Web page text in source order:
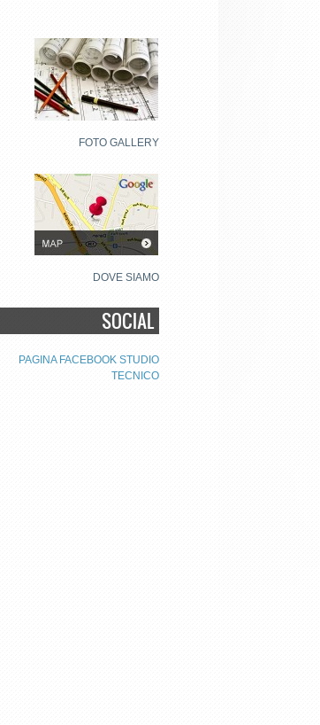
FOTO GALLERY
DOVE SIAMO
SOCIAL
PAGINA FACEBOOK STUDIO
TECNICO